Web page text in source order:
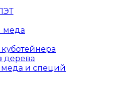
меда
дерева
меда и специй